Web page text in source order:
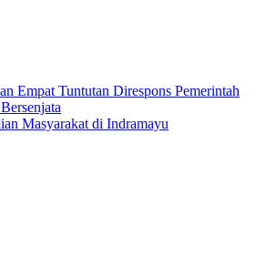
Empat Tuntutan Direspons Pemerintah
Masyarakat di Indramayu